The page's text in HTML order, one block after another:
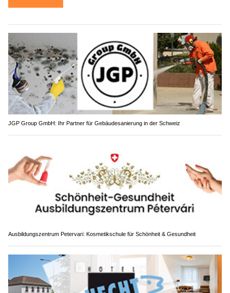
JGP Group GmbH: Ihr Partner für Gebäudesanierung in der Schweiz
Ausbildungszentrum Petervari: Kosmetikschule für Schönheit & Gesundheit